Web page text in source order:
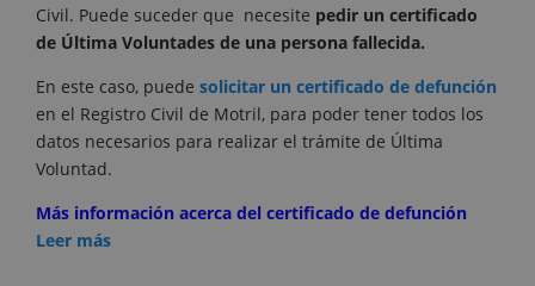
Civil. Puede suceder que necesite pedir un certificado
de Última Voluntades de una persona fallecida.
En este caso, puede solicitar un certificado de defunción
en el Registro Civil de Motril, para poder tener todos los
datos necesarios para realizar el trámite de Última
Voluntad.
Más información acerca del certificado de defunción
Leer más